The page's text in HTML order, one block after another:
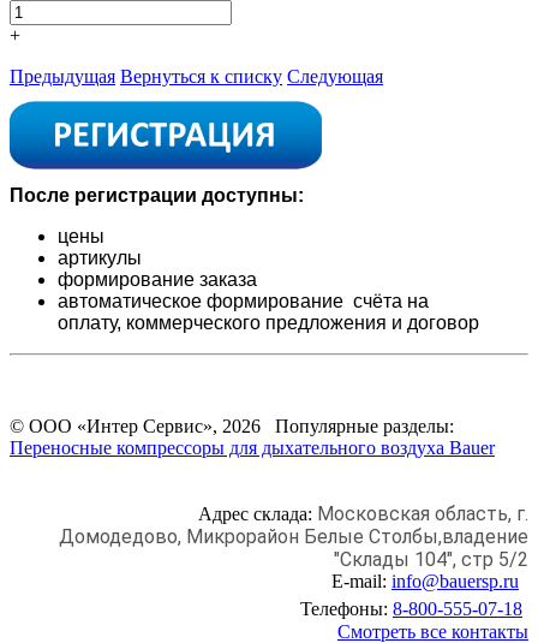
+
Предыдущая Вернуться к списку Следующая
После регистрации доступны:
цены
артикулы
формирование заказа
автоматическое формирование счёта на
оплату, коммерческого предложения и договор
© ООО «Интер Сервис», 2026 Популярные разделы:
Переносные компрессоры для дыхательного воздуха Bauer
Адрес склада: Московская область, г.
Домодедово, Микрорайон Белые Столбы,владение
"Склады 104", стр 5/2
E-mail: info@bauersp.ru
Телефоны: 8-800-555-07-18
Смотреть все контакты